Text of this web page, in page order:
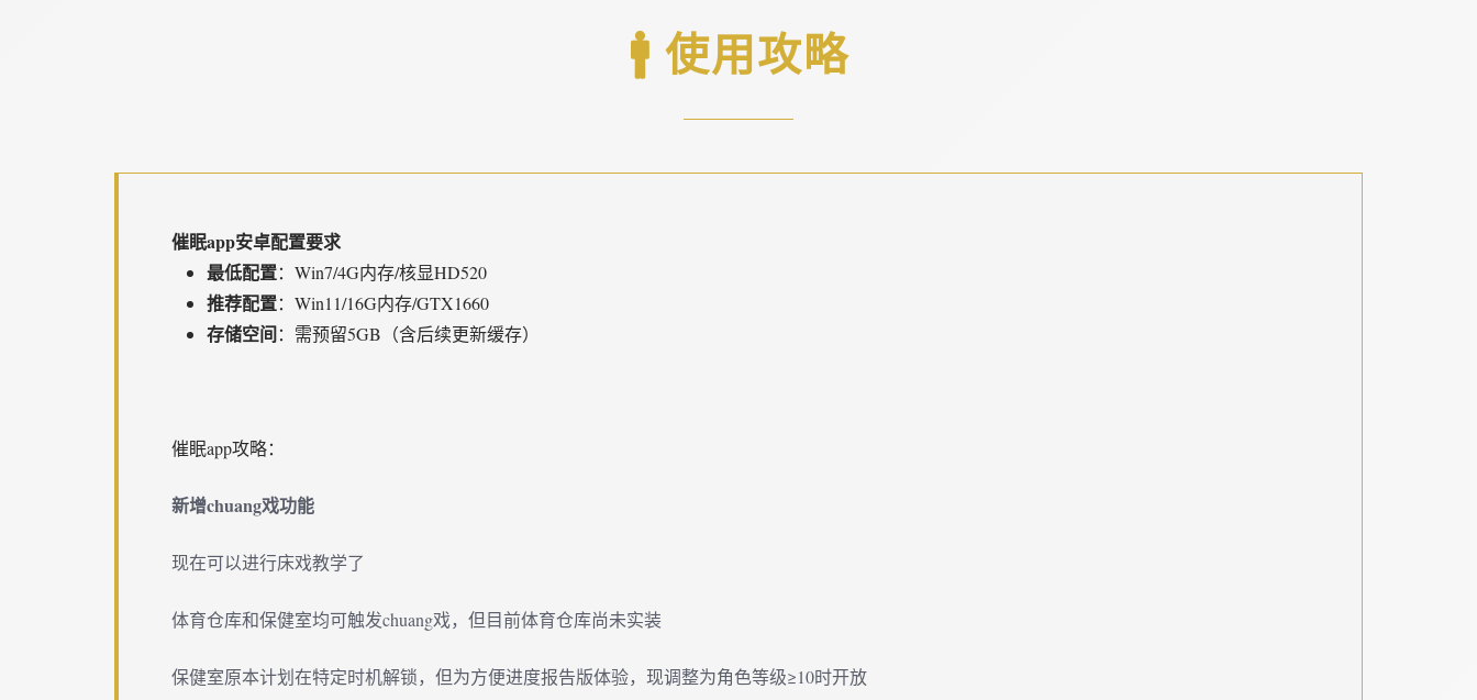
🚹 使用攻略
催眠app安卓配置要求
​最低配置​​：Win7/4G内存/核显HD520
​推荐配置​​：Win11/16G内存/GTX1660
​存储空间​​：需预留5GB（含后续更新缓存）
催眠app攻略：
新增chuang戏功能
现在可以进行床戏教学了
体育仓库和保健室均可触发chuang戏，但目前体育仓库尚未实装
保健室原本计划在特定时机解锁，但为方便进度报告版体验，现调整为角色等级≥10时开放